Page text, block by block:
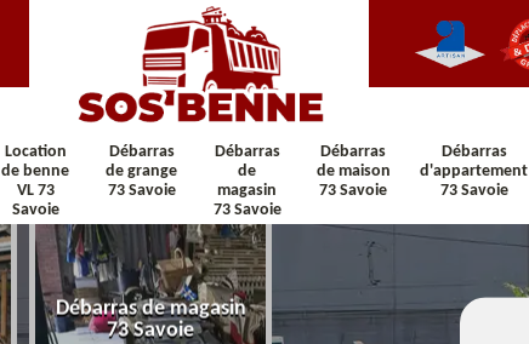
Location
de benne
VL 73
Savoie
Débarras
de grange
73 Savoie
Débarras
de
magasin
73 Savoie
Débarras
de maison
73 Savoie
Débarras
d'appartement
73 Savoie
Débarras de magasin
73 Savoie
Débarras de maison 73